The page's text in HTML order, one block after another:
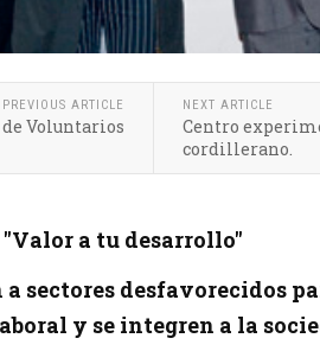
PREVIOUS ARTICLE
Voluntarios
NEXT ARTICLE
Centro
cordillerano.
a tu desarrollo"
sectores desfavorecidos
y se integren a la